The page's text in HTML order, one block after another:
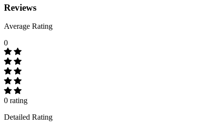
Reviews
Average Rating
0
0 rating
Detailed Rating